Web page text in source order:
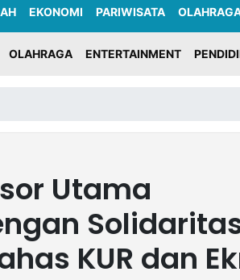
EKONOMI PARIWISATA
OLAHRAGA ENTERTAINMENT
Utama
KUR dan